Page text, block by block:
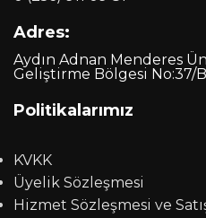
Adres:
Aydın Adnan Menderes
Geliştirme Bölgesi No:37/
Politikalarımız
KVKK
Üyelik Sözleşmesi
Hizmet Sözleşmesi ve